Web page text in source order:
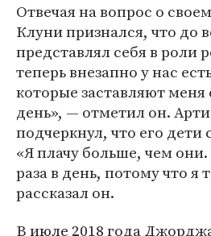
Отвечая на вопрос о
Клуни признался, что до
представлял себя в роли
теперь внезапно у нас
которые заставляют
день», — отметил он.
подчеркнул, что его дети
«Я плачу больше, чем
раза в день, потому что я
рассказал он.
В июле 2018 года